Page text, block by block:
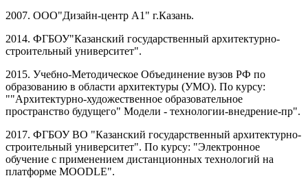
2007. ООО"Дизайн-центр А1" г.Казань.
2014. ФГБОУ"Казанский государственный архитектурно-
строительный университет".
2015. Учебно-Методическое Объединение вузов РФ по
образованию в области архитектуры (УМО). По курсу:
""Архитектурно-художественное образовательное
пространство будущего" Модели - технологии-внедрение-пр".
2017. ФГБОУ ВО "Казанский государственный архитектурно-
строительный университет". По курсу: "Электронное
обучение с применением дистанционных технологий на
платформе MOODLE".